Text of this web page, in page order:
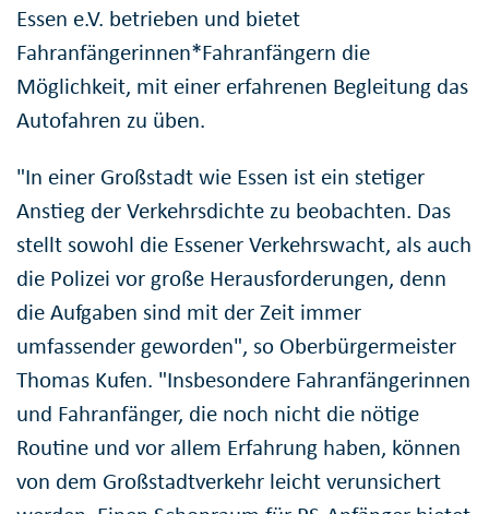
Essen e.V. betrieben und bietet
Fahranfängerinnen*Fahranfängern die
Möglichkeit, mit einer erfahrenen Begleitung das
Autofahren zu üben.
"In einer Großstadt wie Essen ist ein stetiger
Anstieg der Verkehrsdichte zu beobachten. Das
stellt sowohl die Essener Verkehrswacht, als auch
die Polizei vor große Herausforderungen, denn
die Aufgaben sind mit der Zeit immer
umfassender geworden", so Oberbürgermeister
Thomas Kufen. "Insbesondere Fahranfängerinnen
und Fahranfänger, die noch nicht die nötige
Routine und vor allem Erfahrung haben, können
von dem Großstadtverkehr leicht verunsichert